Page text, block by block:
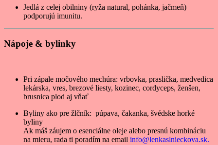
Jedlá z celej obilniny (ryža natural, pohánka, jačmeň)
podporujú imunitu.
Nápoje & bylinky
Pri zápale močového mechúra: vrbovka, praslička, medvedica
lekárska, vres, brezové liesty, kozinec, cordyceps, ženšen,
brusnica plod aj vňať
Byliny ako pre žlčník: púpava, čakanka, švédske horké
byliny
Ak máš záujem o esenciálne oleje alebo presnú kombináciu
na mieru, rada ti poradím na email info@lenkaslnieckova.sk.